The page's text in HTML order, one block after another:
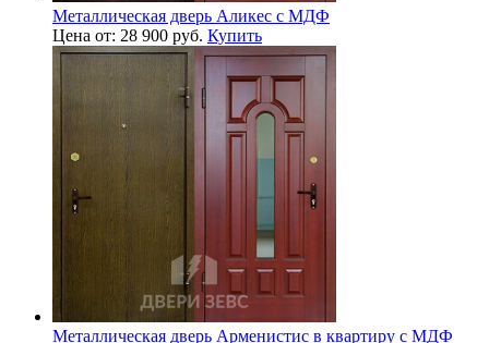
Металлическая дверь Аликес с МДФ
Цена от: 28 900 руб. Купить
Металлическая дверь Арменистис в квартиру с МДФ